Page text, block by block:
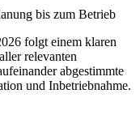
bis zum Betrieb
folgt einem klaren
relevanten
abgestimmte
und Inbetriebnahme.